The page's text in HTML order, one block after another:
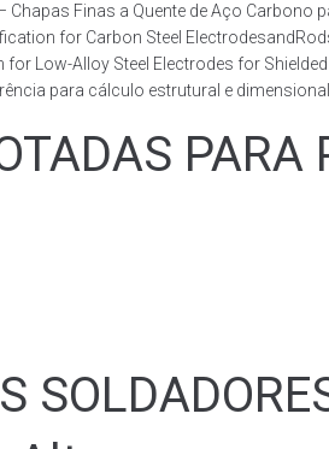
Finas a Quente de Aço
for Carbon Steel
Low-Alloy Steel Electrodes for
para cálculo estrutural e